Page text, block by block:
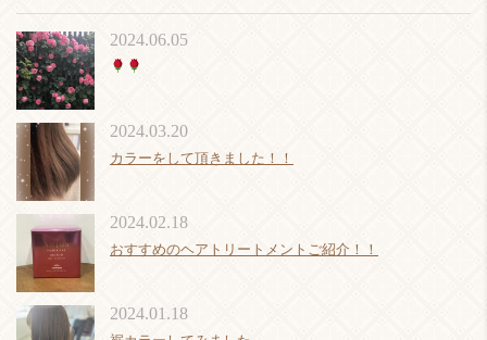
2024.06.05
カラーをして頂きました！！
2024.03.20
おすすめのヘアトリートメントご紹介！！
2024.02.18
2024.01.18